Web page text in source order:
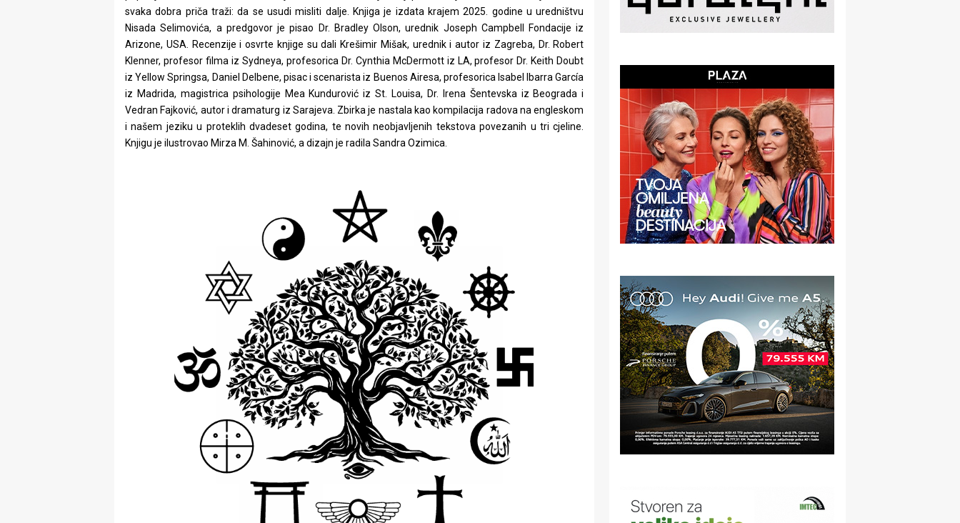
svaka dobra priča traži: da se usudi misliti dalje. Knjiga je izdata krajem 2025. godine u uredništvu
Nisada Selimovića, a predgovor je pisao Dr. Bradley Olson, urednik Joseph Campbell Fondacije iz
Arizone, USA. Recenzije i osvrte knjige su dali Krešimir Mišak, urednik i autor iz Zagreba, Dr. Robert
Klenner, profesor filma iz Sydneya, profesorica Dr. Cynthia McDermott iz LA, profesor Dr. Keith Doubt
iz Yellow Springsa, Daniel Delbene, pisac i scenarista iz Buenos Airesa, profesorica Isabel Ibarra García
iz Madrida, magistrica psihologije Mea Kundurović iz St. Louisa, Dr. Irena Šentevska iz Beograda i
Vedran Fajković, autor i dramaturg iz Sarajeva. Zbirka je nastala kao kompilacija radova na engleskom
i našem jeziku u proteklih dvadeset godina, te novih neobjavljenih tekstova povezanih u tri cjeline.
Knjigu je ilustrovao Mirza M. Šahinović, a dizajn je radila Sandra Ozimica.